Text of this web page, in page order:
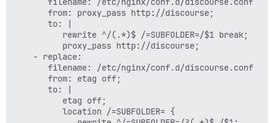
       from: proxy_pass http://discourse;
       to: |
          rewrite ^/(.*)$ /=SUBFOLDER=/$1 break;
          proxy_pass http://discourse;
    - replace:
       filename: /etc/nginx/conf.d/discourse.conf
       from: etag off;
       to: |
          etag off;
          location /=SUBFOLDER= {